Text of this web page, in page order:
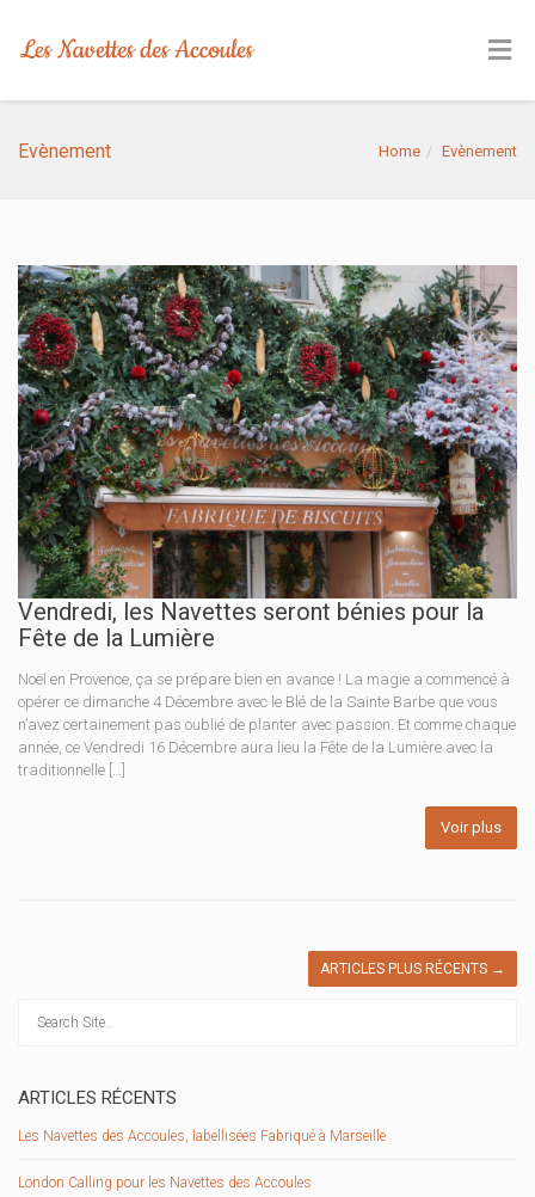
Evènement Home Evènement
Vendredi, les Navettes seront bénies pour la
Fête de la Lumière
Noël en Provence, ça se prépare bien en avance ! La magie a commencé à
opérer ce dimanche 4 Décembre avec le Blé de la Sainte Barbe que vous
n’avez certainement pas oublié de planter avec passion. Et comme chaque
année, ce Vendredi 16 Décembre aura lieu la Fête de la Lumière avec la
traditionnelle […]
Voir plus
ARTICLES PLUS RÉCENTS →
ARTICLES RÉCENTS
Les Navettes des Accoules, labellisées Fabriqué à Marseille
London Calling pour les Navettes des Accoules